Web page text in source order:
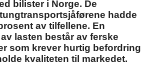
bilister i Norge. De
hadde
av tilfellene. En
lasten består av ferske
som krever hurtig befordring
kvaliteten til markedet.